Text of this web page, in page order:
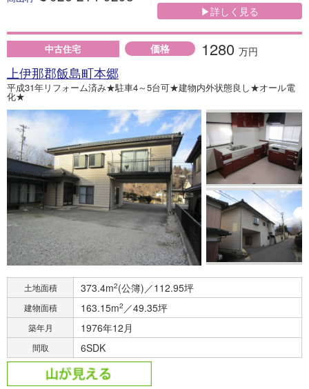
▶詳しく見る
中古住宅 価格 1280 万円
上伊那郡飯島町本郷
平成31年リフォーム済み★駐車4～5台可★建物内外状態良し★オール電
化★
土地面積 373.4m2(公簿)／112.95坪
建物面積 163.15m2 ／49.35坪
築年月 1976年12月
間取 6SDK